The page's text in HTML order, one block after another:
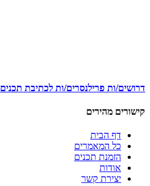
דרושים/ות פרילנסרים/ות לכתיבת תכנים
קישורים מהירים
דף הבית
כל המאמרים
הזמנת תכנים
אודות
יצירת קשר